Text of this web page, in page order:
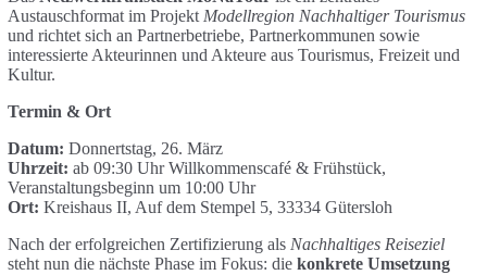
Austauschformat im Projekt Modellregion Nachhaltiger Tourismus
und richtet sich an Partnerbetriebe, Partnerkommunen sowie
interessierte Akteurinnen und Akteure aus Tourismus, Freizeit und
Kultur.
Termin & Ort
Datum: Donnertstag, 26. März
Uhrzeit: ab 09:30 Uhr Willkommenscafé & Frühstück,
Veranstaltungsbeginn um 10:00 Uhr
Ort: Kreishaus II, Auf dem Stempel 5, 33334 Gütersloh
Nach der erfolgreichen Zertifizierung als Nachhaltiges Reiseziel
steht nun die nächste Phase im Fokus: die konkrete Umsetzung